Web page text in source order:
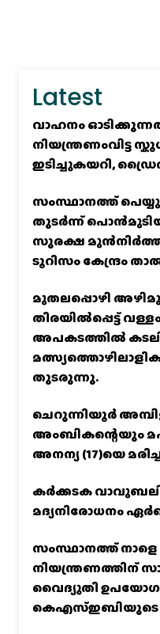
Latest
വാഹനം
നിയന്ത്രണംവിട്ട
ഇടിച്ചുകയറി,
സംസ്ഥാനത്ത്
തുടർന്ന്
സുരക്ഷ
ടൂറിസം കേന്ദ്രം
മുതലപ്പൊഴി
തിരയിൽപ്പെട്ട്
അപകടത്തിൽ
തുടരുന്നു.
ചെറുന്നിയൂർ
അംബികന്റെയും
അനന്യ (17)യെ
കര്‍ക്കടക
മദ്യനിരോധനം
സംസ്ഥാനത്ത്
നിയന്ത്രണത്തിന്
വൈദ്യുതി ഉപയോഗം
കെഎസ്‌ഇബിയുടെ